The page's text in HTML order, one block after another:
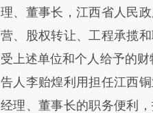
理、董事长，江西省人民
营、股权转让、工程承揽
受上述单位和个人给予的
告人李贻煌利用担任江西
经理、董事长的职务便利